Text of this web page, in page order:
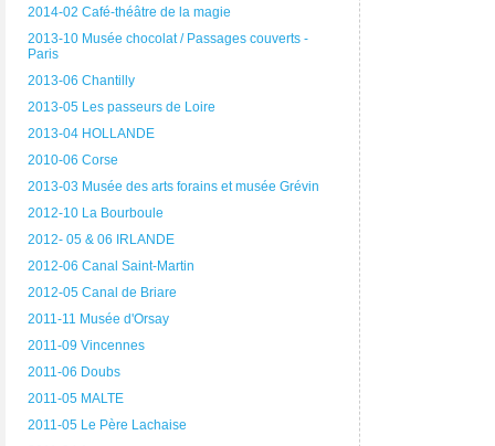
2014-02 Café-théâtre de la magie
2013-10 Musée chocolat / Passages couverts -
Paris
2013-06 Chantilly
2013-05 Les passeurs de Loire
2013-04 HOLLANDE
2010-06 Corse
2013-03 Musée des arts forains et musée Grévin
2012-10 La Bourboule
2012- 05 & 06 IRLANDE
2012-06 Canal Saint-Martin
2012-05 Canal de Briare
2011-11 Musée d'Orsay
2011-09 Vincennes
2011-06 Doubs
2011-05 MALTE
2011-05 Le Père Lachaise